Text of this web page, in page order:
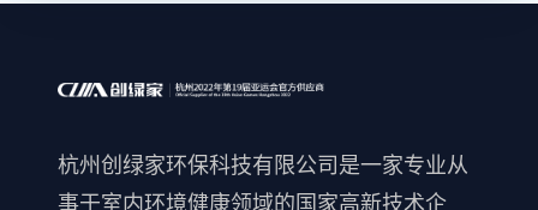
杭州创绿家环保科技有限公司是一家专业从
事于室内环境健康领域的国家高新技术企